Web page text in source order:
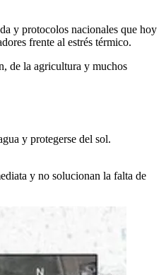
y protocolos nacionales que hoy
frente al estrés térmico.
de la agricultura y muchos
y protegerse del sol.
y no solucionan la falta de